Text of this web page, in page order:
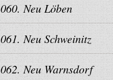
060. Neu Löben
061. Neu Schweinitz
062. Neu Warnsdorf